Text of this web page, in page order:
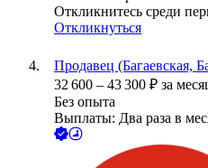
Откликнитесь среди
Откликнуться
Продавец (Багаевская,
32 600 – 43 300 ₽ за
Без опыта
Выплаты: Два раза в